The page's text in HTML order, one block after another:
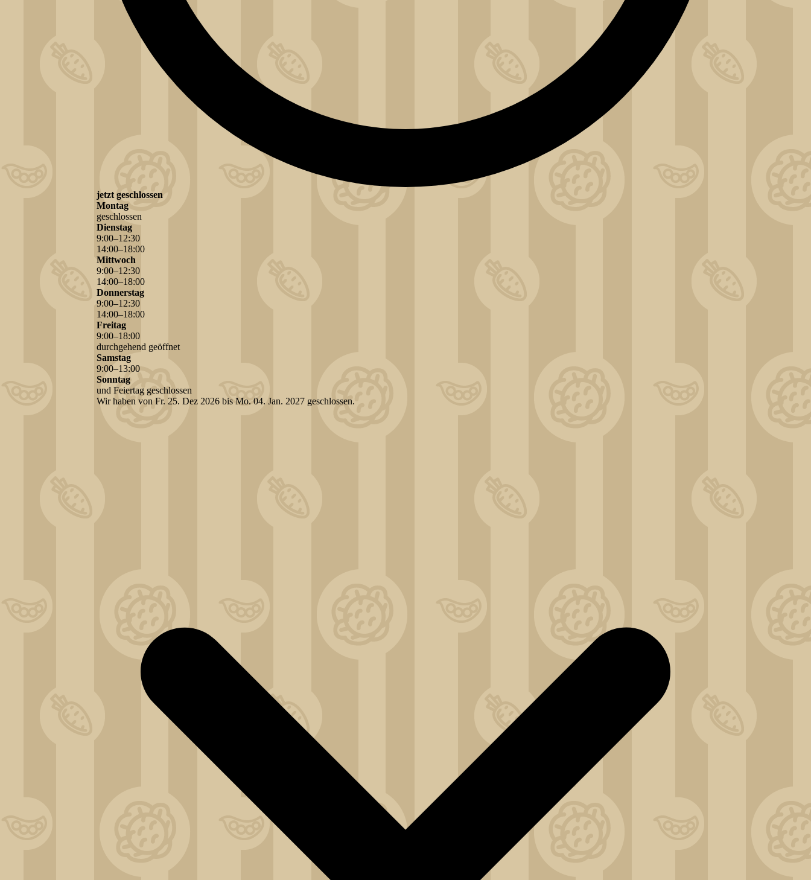
jetzt geschlossen
Montag
geschlossen
Dienstag
9:00–12:30
14:00–18:00
Mittwoch
9:00–12:30
14:00–18:00
Donnerstag
9:00–12:30
14:00–18:00
Freitag
9:00–18:00
durchgehend geöffnet
Samstag
9:00–13:00
Sonntag
und Feiertag geschlossen
Wir haben von Fr. 25. Dez 2026 bis Mo. 04. Jan. 2027 geschlossen.